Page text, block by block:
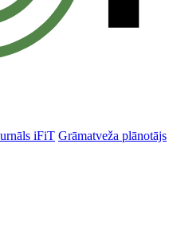
iFiT Grāmatveža plānotājs